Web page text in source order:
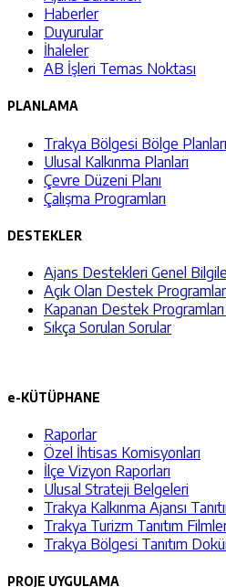
Haberler
Duyurular
İhaleler
AB İşleri Temas Noktası
PLANLAMA
Trakya Bölgesi Bölge Planları
Ulusal Kalkınma Planları
Çevre Düzeni Planı
Çalışma Programları
DESTEKLER
Ajans Destekleri Genel
Açık Olan Destek
Kapanan Destek Programları
Sıkça Sorulan Sorular
e-KÜTÜPHANE
Raporlar
Özel İhtisas Komisyonları
İlçe Vizyon Raporları
Ulusal Strateji Belgeleri
Trakya Kalkınma Ajansı
Trakya Turizm Tanıtım
Trakya Bölgesi Tanıtım
PROJE UYGULAMA